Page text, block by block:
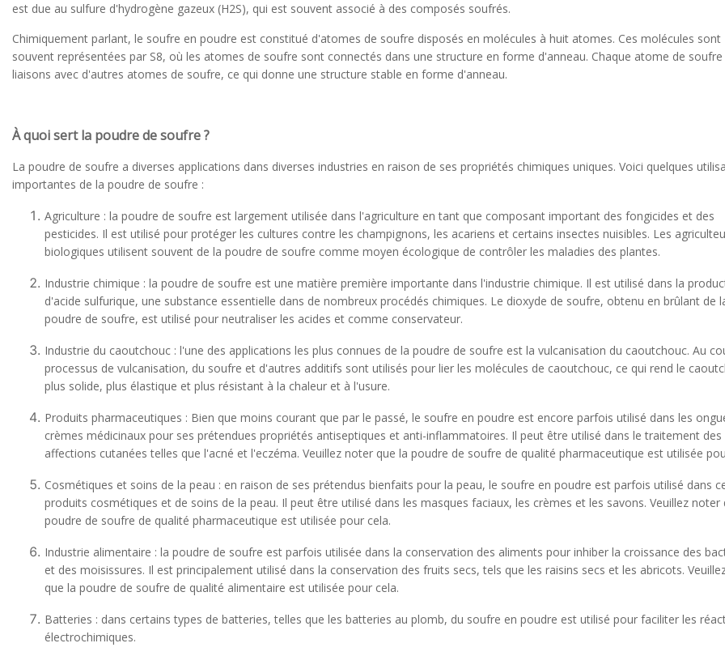
est due au sulfure d'hydrogène gazeux (H2S), qui est souvent associé à des composés soufrés.
Chimiquement parlant, le soufre en poudre est constitué d'atomes de soufre disposés en molécules à huit atomes. Ces molécules sont
souvent représentées par S8, où les atomes de soufre sont connectés dans une structure en forme d'anneau. Chaque atome de soufre
liaisons avec d'autres atomes de soufre, ce qui donne une structure stable en forme d'anneau.
À quoi sert la poudre de soufre ?
La poudre de soufre a diverses applications dans diverses industries en raison de ses propriétés chimiques uniques. Voici quelques
importantes de la poudre de soufre :
Agriculture : la poudre de soufre est largement utilisée dans l'agriculture en tant que composant important des fongicides et des
pesticides. Il est utilisé pour protéger les cultures contre les champignons, les acariens et certains insectes nuisibles. Les
biologiques utilisent souvent de la poudre de soufre comme moyen écologique de contrôler les maladies des plantes.
Industrie chimique : la poudre de soufre est une matière première importante dans l'industrie chimique. Il est utilisé dans la
d'acide sulfurique, une substance essentielle dans de nombreux procédés chimiques. Le dioxyde de soufre, obtenu en brûlant de
poudre de soufre, est utilisé pour neutraliser les acides et comme conservateur.
Industrie du caoutchouc : l'une des applications les plus connues de la poudre de soufre est la vulcanisation du caoutchouc. Au
processus de vulcanisation, du soufre et d'autres additifs sont utilisés pour lier les molécules de caoutchouc, ce qui rend le
plus solide, plus élastique et plus résistant à la chaleur et à l'usure.
Produits pharmaceutiques : Bien que moins courant que par le passé, le soufre en poudre est encore parfois utilisé dans les
crèmes médicinaux pour ses prétendues propriétés antiseptiques et anti-inflammatoires. Il peut être utilisé dans le traitement des
affections cutanées telles que l'acné et l'eczéma. Veuillez noter que la poudre de soufre de qualité pharmaceutique est utilisée
Cosmétiques et soins de la peau : en raison de ses prétendus bienfaits pour la peau, le soufre en poudre est parfois utilisé dans
produits cosmétiques et de soins de la peau. Il peut être utilisé dans les masques faciaux, les crèmes et les savons. Veuillez noter
poudre de soufre de qualité pharmaceutique est utilisée pour cela.
Industrie alimentaire : la poudre de soufre est parfois utilisée dans la conservation des aliments pour inhiber la croissance des
et des moisissures. Il est principalement utilisé dans la conservation des fruits secs, tels que les raisins secs et les abricots.
que la poudre de soufre de qualité alimentaire est utilisée pour cela.
Batteries : dans certains types de batteries, telles que les batteries au plomb, du soufre en poudre est utilisé pour faciliter les
électrochimiques.
5% off for your next order
Sign up for our newsletter to stay informed about our new products,
receive a 10% discount on your next purchase for all chemical products